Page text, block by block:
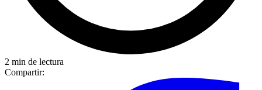
2 min de lectura
Compartir: